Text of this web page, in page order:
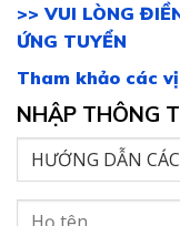
>> VUI LÒNG
ỨNG TUYỂN
Tham khảo các
NHẬP THÔNG